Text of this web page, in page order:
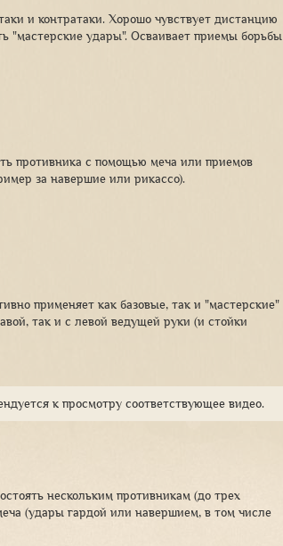
и контратаки. Хорошо чувствует дистанцию
"мастерские удары". Осваивает приемы борьбы
противника с помощью меча или приемов
за навершие или рикассо).
применяет как базовые, так и "мастерские"
так и с левой ведущей руки (и стойки
к просмотру соответствующее видео.
нескольким противникам (до трех
(удары гардой или навершием, в том числе